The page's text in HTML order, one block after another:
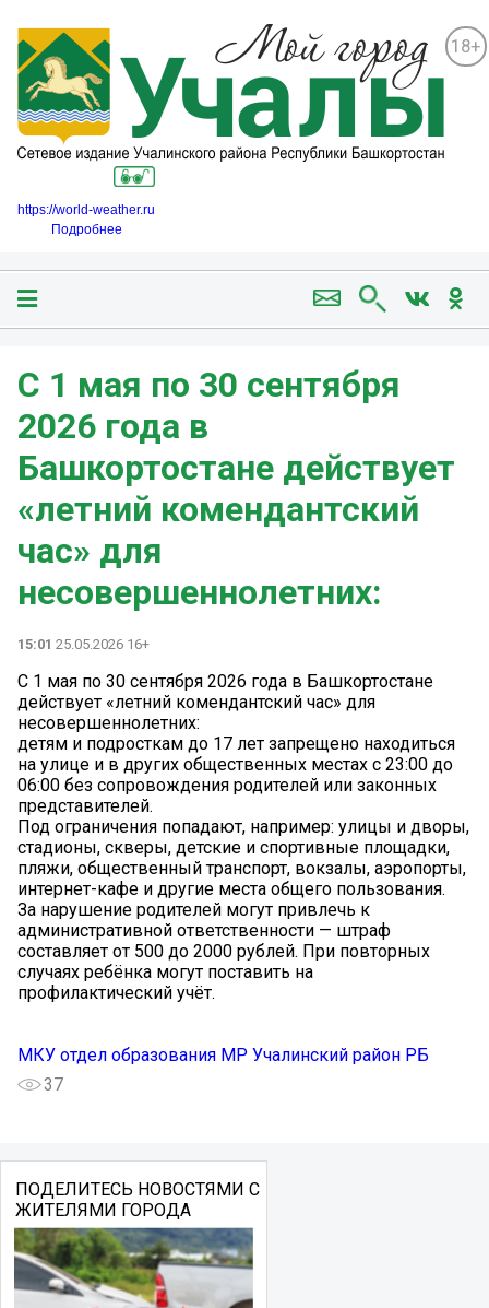
18+
https://world-weather.ru
Подробнее
С 1 мая по 30 сентября
2026 года в
Башкортостане действует
«летний комендантский
час» для
несовершеннолетних:
15:01 25.05.2026 16+
С 1 мая по 30 сентября 2026 года в Башкортостане
действует «летний комендантский час» для
несовершеннолетних:
детям и подросткам до 17 лет запрещено находиться
на улице и в других общественных местах с 23:00 до
06:00 без сопровождения родителей или законных
представителей.
Под ограничения попадают, например: улицы и дворы,
стадионы, скверы, детские и спортивные площадки,
пляжи, общественный транспорт, вокзалы, аэропорты,
интернет-кафе и другие места общего пользования.
За нарушение родителей могут привлечь к
административной ответственности — штраф
составляет от 500 до 2000 рублей. При повторных
случаях ребёнка могут поставить на
профилактический учёт.
МКУ отдел образования МР Учалинский район РБ
37
ПОДЕЛИТЕСЬ НОВОСТЯМИ С
ЖИТЕЛЯМИ ГОРОДА